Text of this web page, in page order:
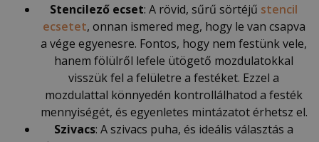
Stencilező ecset: A rövid, sűrű sörtéjű stencil
ecsetet, onnan ismered meg, hogy le van csapva
a vége egyenesre. Fontos, hogy nem festünk vele,
hanem fölülről lefele ütögető mozdulatokkal
visszük fel a felületre a festéket. Ezzel a
mozdulattal könnyedén kontrollálhatod a festék
mennyiségét, és egyenletes mintázatot érhetsz el.
Szivacs: A szivacs puha, és ideális választás a